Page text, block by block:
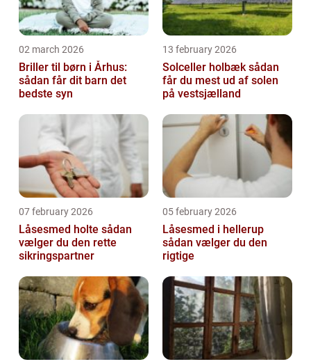
02 march 2026
Briller til børn i Århus:
sådan får dit barn det
bedste syn
13 february 2026
Solceller holbæk sådan
får du mest ud af solen
på vestsjælland
07 february 2026
Låsesmed holte sådan
vælger du den rette
sikringspartner
05 february 2026
Låsesmed i hellerup
sådan vælger du den
rigtige